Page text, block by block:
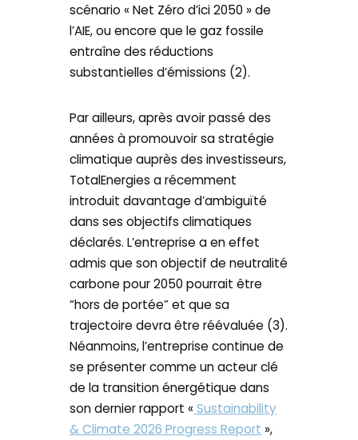
scénario « Net Zéro d’ici 2050 » de
l’AIE, ou encore que le gaz fossile
entraîne des réductions
substantielles d’émissions (2).
Par ailleurs, après avoir passé des
années à promouvoir sa stratégie
climatique auprès des investisseurs,
TotalEnergies a récemment
introduit davantage d’ambiguïté
dans ses objectifs climatiques
déclarés. L’entreprise a en effet
admis que son objectif de neutralité
carbone pour 2050 pourrait être
“hors de portée” et que sa
trajectoire devra être réévaluée (3).
Néanmoins, l’entreprise continue de
se présenter comme un acteur clé
de la transition énergétique dans
son dernier rapport « Sustainability
& Climate 2026 Progress Report »,